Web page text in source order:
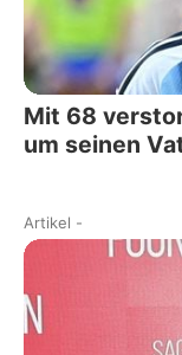
Mit 68
um seinen
Artikel -